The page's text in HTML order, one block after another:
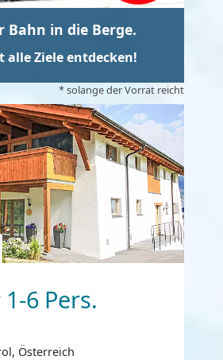
Bahn in die Berge.
alle Ziele entdecken!
* solange der Vorrat reicht
6 Pers.
Österreich